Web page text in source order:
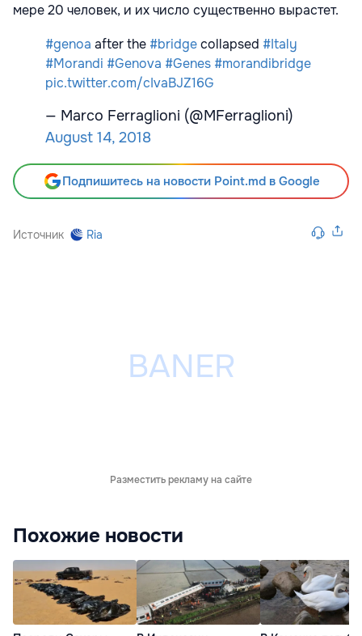
мере 20 человек, и их число существенно вырастет.
#genoa after the #bridgecollapsed #Italy
#Morandi #Genova #Genes #morandibridge
pic.twitter.com/cIvaBJZ16G
— Marco Ferraglioni (@MFerraglioni)
August 14, 2018
Подпишитесь на новости Point.md в Google
Источник Ria
Разместить рекламу на сайте
Похожие новости